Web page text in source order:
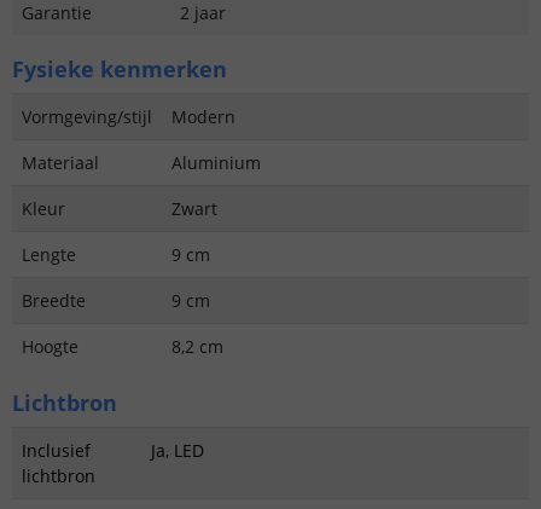
Garantie
2 jaar
Fysieke kenmerken
Vormgeving/stijl
Modern
Materiaal
Aluminium
Kleur
Zwart
Lengte
9 cm
Breedte
9 cm
Hoogte
8,2 cm
Lichtbron
Inclusief
lichtbron
Ja, LED